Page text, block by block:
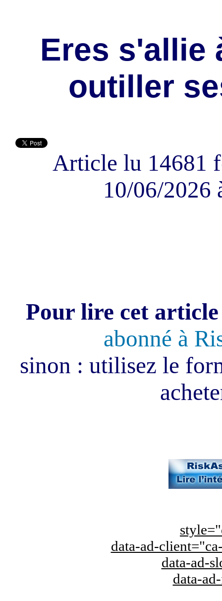
Eres s'allie
outiller
Article lu 14681
10/06/2026
Pour lire cet
abonné à
sinon : utilisez le
data-ad-
data-ad-
data-